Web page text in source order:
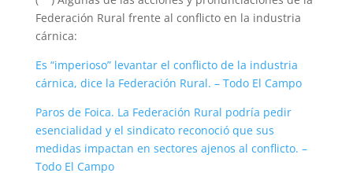
Federación Rural frente al conflicto en la industria
cárnica:
Es “imperioso” levantar el conflicto de la industria
cárnica, dice la Federación Rural. – Todo El Campo
Paros de Foica. La Federación Rural podría pedir
esencialidad y el sindicato reconoció que sus
medidas impactan en sectores ajenos al conflicto. –
Todo El Campo